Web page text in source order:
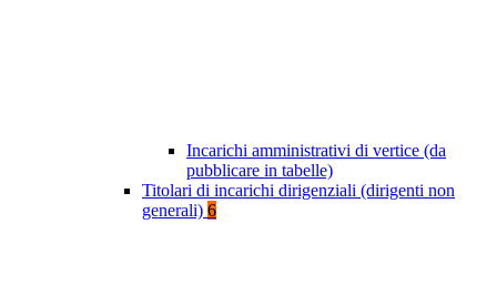
Incarichi amministrativi di vertice (da
pubblicare in tabelle)
Titolari di incarichi dirigenziali (dirigenti non
generali) 6